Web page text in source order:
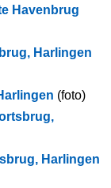
Havenbrug
Harlingen
(foto)
Harlingen